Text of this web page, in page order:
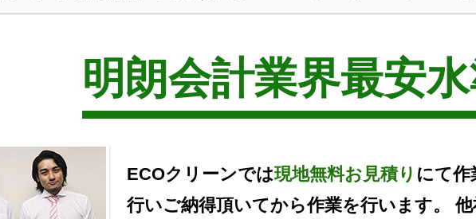
明朗会計業界最安
ECOクリーンでは現地無料お見積り にて作
行いご納得頂いてから作業を行います。